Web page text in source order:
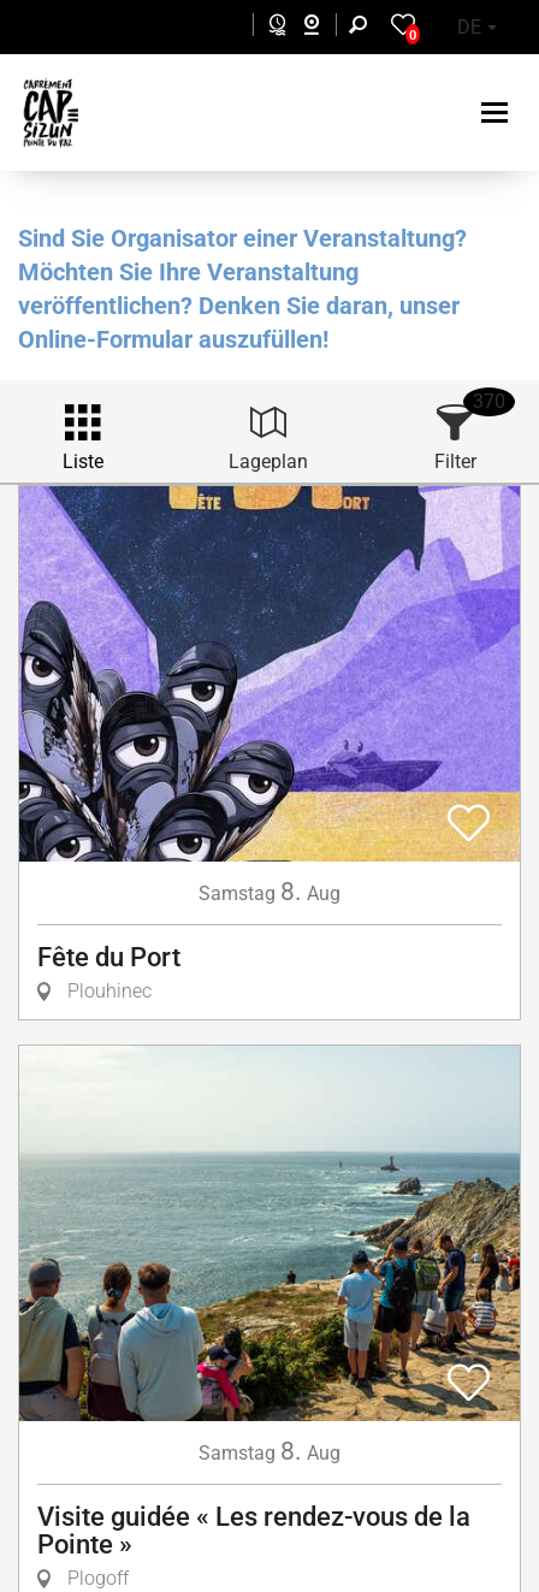
0 DE
Sind Sie Organisator einer Veranstaltung?
Möchten Sie Ihre Veranstaltung
veröffentlichen? Denken Sie daran, unser
Online-Formular auszufüllen!
Liste Lageplan Filter
370
Samstag 8. Aug
Fête du Port
Plouhinec
Samstag 8. Aug
Visite guidée « Les rendez-vous de la
Pointe »
Plogoff